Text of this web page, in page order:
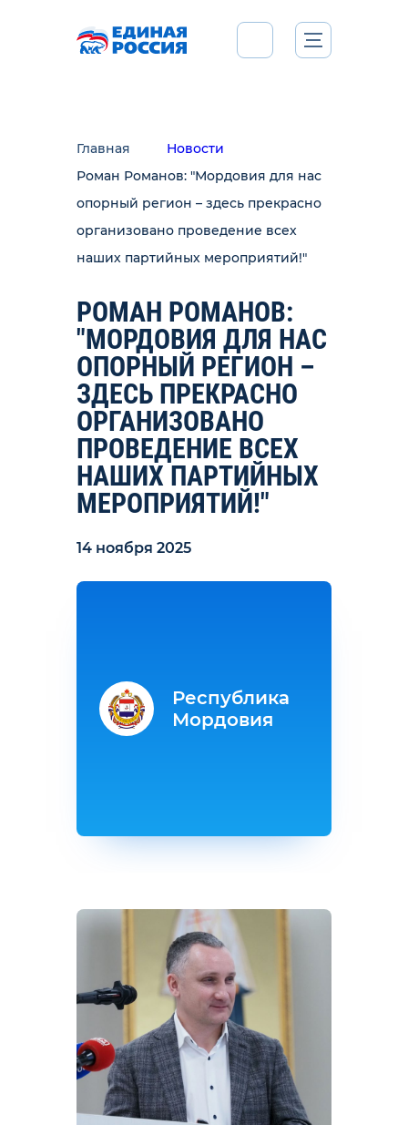
Главная
Новости
Роман Романов: "Мордовия для нас
опорный регион – здесь прекрасно
организовано проведение всех
наших партийных мероприятий!"
РОМАН РОМАНОВ:
"МОРДОВИЯ ДЛЯ НАС
ОПОРНЫЙ РЕГИОН –
ЗДЕСЬ ПРЕКРАСНО
ОРГАНИЗОВАНО
ПРОВЕДЕНИЕ ВСЕХ
НАШИХ ПАРТИЙНЫХ
МЕРОПРИЯТИЙ!"
14 ноября 2025
Республика
Мордовия